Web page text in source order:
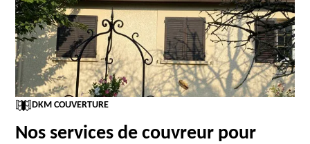
DKM COUVERTURE
Nos services de couvreur pour